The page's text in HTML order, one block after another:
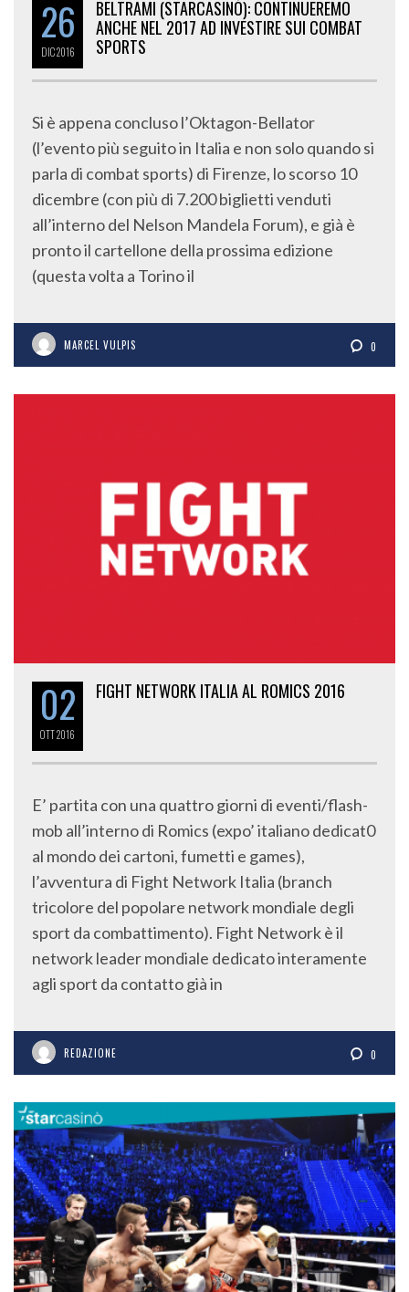
26
DIC2016
BELTRAMI (STARCASINÒ): CONTINUEREMO
ANCHE NEL 2017 AD INVESTIRE SUI COMBAT
SPORTS
Si è appena concluso l’Oktagon-Bellator
(l’evento più seguito in Italia e non solo quando si
parla di combat sports) di Firenze, lo scorso 10
dicembre (con più di 7.200 biglietti venduti
all’interno del Nelson Mandela Forum), e già è
pronto il cartellone della prossima edizione
(questa volta a Torino il
MARCEL VULPIS 0
02
OTT2016
FIGHT NETWORK ITALIA AL ROMICS 2016
E’ partita con una quattro giorni di eventi/flash-
mob all’interno di Romics (expo’ italiano dedicat0
al mondo dei cartoni, fumetti e games),
l’avventura di Fight Network Italia (branch
tricolore del popolare network mondiale degli
sport da combattimento). Fight Network è il
network leader mondiale dedicato interamente
agli sport da contatto già in
REDAZIONE 0